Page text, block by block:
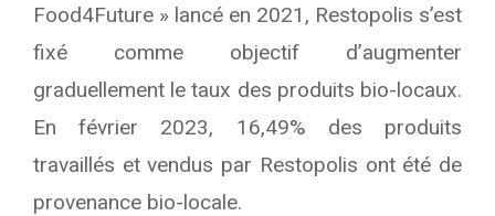
Food4Future » lancé en 2021, Restopolis s’est
fixé comme objectif d’augmenter
graduellement le taux des produits bio-locaux.
En février 2023, 16,49% des produits
travaillés et vendus par Restopolis ont été de
provenance bio-locale.